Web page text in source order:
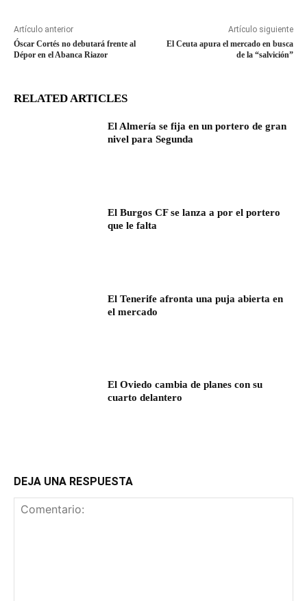
Artículo anterior
Óscar Cortés no debutará frente al
Dépor en el Abanca Riazor
Artículo siguiente
El Ceuta apura el mercado en busca
de la “salvición”
RELATED ARTICLES
El Almería se fija en un portero de gran
nivel para Segunda
El Burgos CF se lanza a por el portero
que le falta
El Tenerife afronta una puja abierta en
el mercado
El Oviedo cambia de planes con su
cuarto delantero
DEJA UNA RESPUESTA